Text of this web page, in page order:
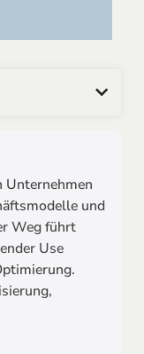
Unternehmen
und
Weg führt
Use